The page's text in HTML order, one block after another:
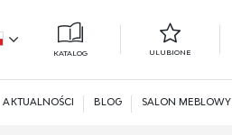
KATALOG ULUBIONE
AKTUALNOŚCI BLOG SALON MEBLOWY